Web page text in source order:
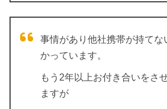
事情があり他社携帯が持てな
かっています。
もう2年以上お付き合いをさ
ますが